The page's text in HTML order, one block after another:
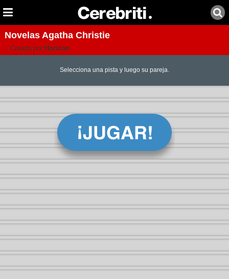
Novelas Agatha Christie
Creado por: Horizon
Selecciona una pista y luego su pareja.